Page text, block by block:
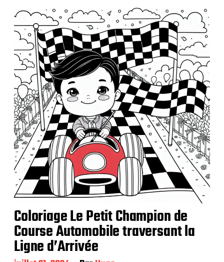
i
c
a
i
o
n
Coloriage Le Petit Champion de
Course Automobile traversant la
Ligne d’Arrivée